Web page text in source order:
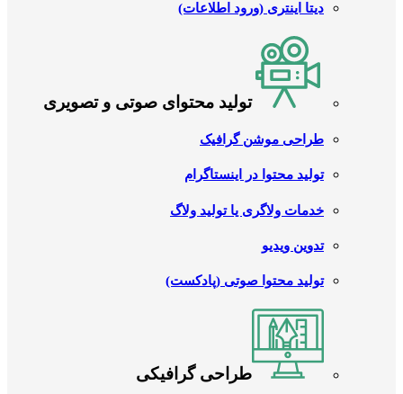
دیتا اینتری (ورود اطلاعات)
تولید محتوای صوتی و تصویری
طراحی موشن گرافیک
تولید محتوا در اینستاگرام
خدمات ولاگری یا تولید ولاگ
تدوین ویدیو
تولید محتوا صوتی (پادکست)
طراحی گرافیکی